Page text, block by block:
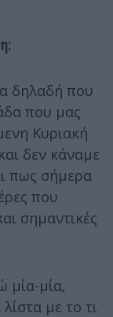
δηλαδή που
που μας
Κυριακή
δεν κάναμε
πως σήμερα
που
σημαντικές
μία-μία,
με το τι